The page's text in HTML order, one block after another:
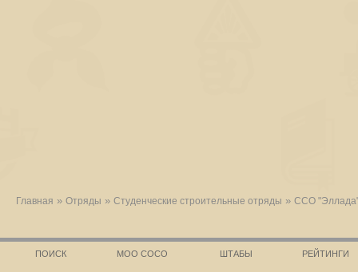
Главная » Отряды » Студенческие строительные отряды » ССО
ПОИСК МОО СОСО ШТАБЫ РЕЙТИНГИ